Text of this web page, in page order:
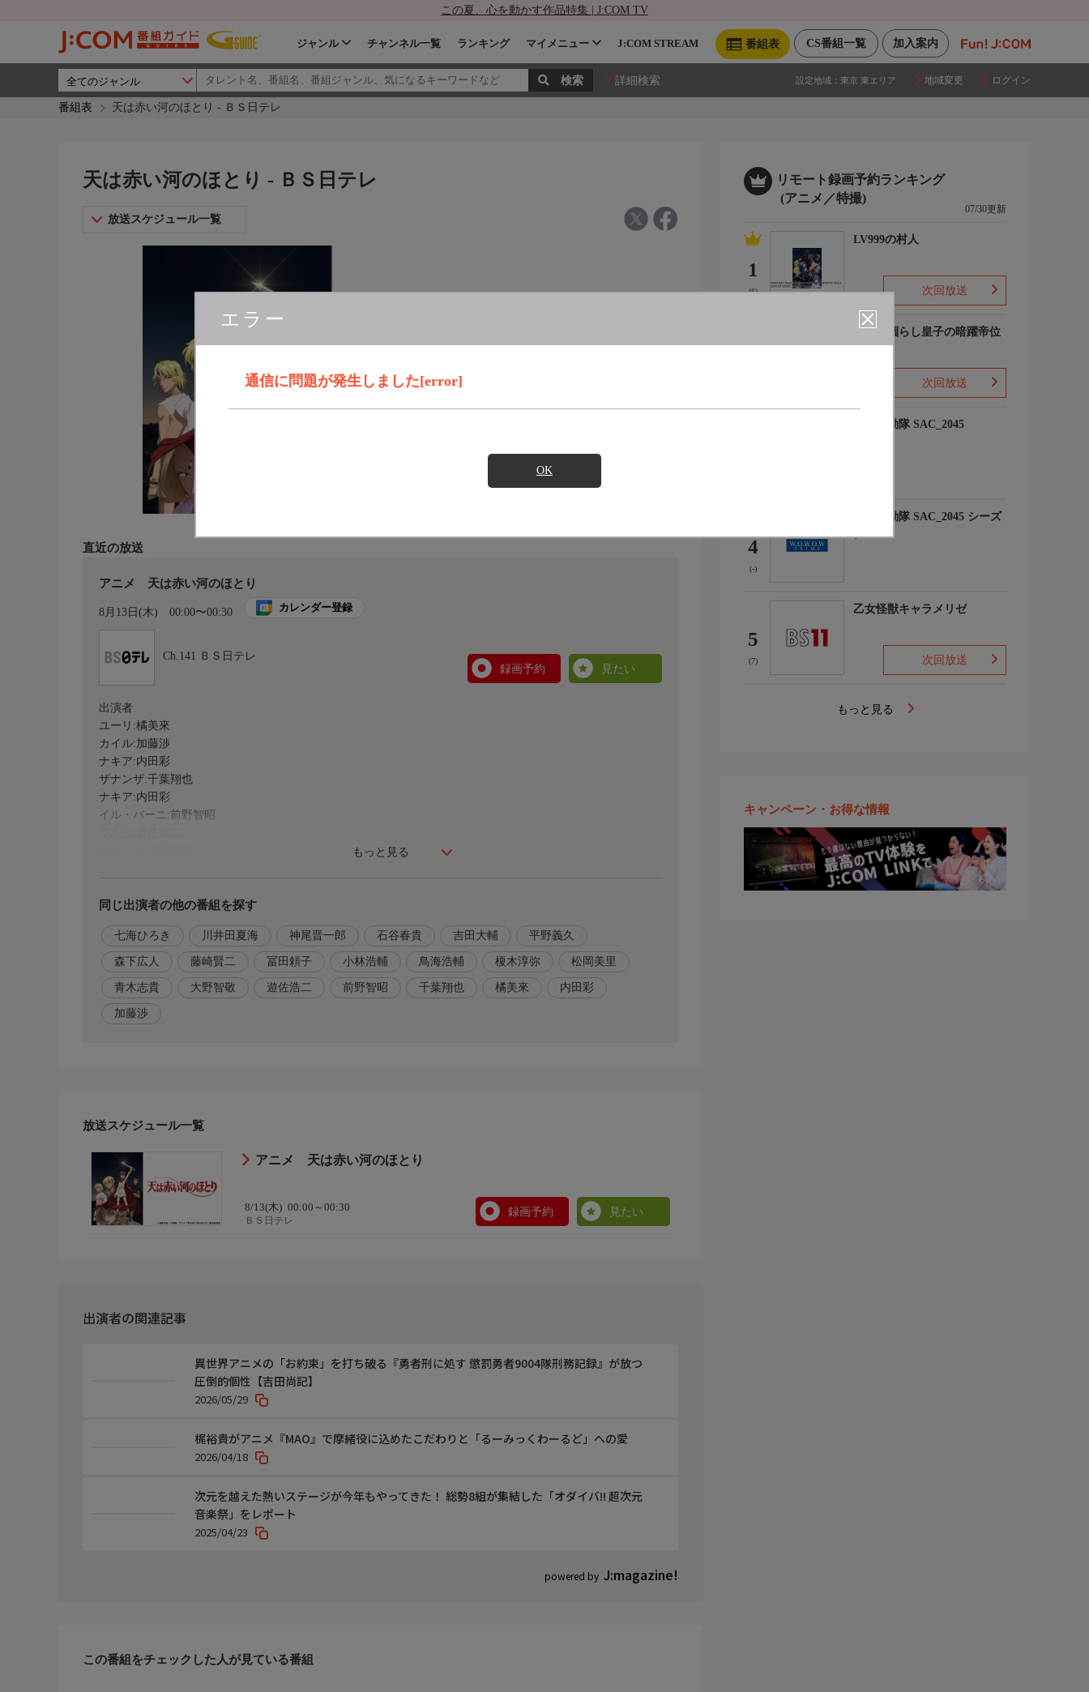
この夏、心を動かす作品特集 | J:COM TV
加入案内
CS番組一覧
番組表
ジャンル チャンネル一覧 ランキング マイメニュー J:COM STREAM
詳細検索 設定地域： 東京 東エリア 地域変更 ログイン
番組表 天は赤い河のほとり - ＢＳ日テレ
エラー
通信に問題が発生しました[error]
OK
天は赤い河のほとり - ＢＳ日テレ
放送スケジュール一覧
直近の放送
アニメ 天は赤い河のほとり
8月13日(木) 00:00〜00:30 カレンダー登録
Ch.141
ＢＳ日テレ
録画予約
見たい
もっと見る
出演者
ユーリ:橘美來
カイル:加藤渉
ナキア:内田彩
ザナンザ:千葉翔也
ナキア:内田彩
イル・バーニ:前野智昭
シャラ:松岡美里
ルサファ:榎木淳弥
ミッタンナムワ:神尾晋一郎
マッティワザ:鳥海浩輔
氷室/ナレーション:七海ひろき
美術監督:猿谷勝己
撮影監督:神木正士
編集:上野義博
音響監督:森下広人
音楽:平野義久
音響制作:チームカワドン
https://www.bs4.jp/sorahaakaikawanohotori
同じ出演者の他の番組を探す
七海ひろき 川井田夏海 神尾晋一郎 石谷春貴 吉田大輔 平野義久
森下広人 藤崎賢二 冨田頼子 小林浩輔 鳥海浩輔 榎木淳弥 松岡美里
青木志貴 大野智敬 遊佐浩二 前野智昭 千葉翔也 橘美來 内田彩
加藤渉
放送スケジュール一覧
アニメ 天は赤い河のほとり
8/13(木) 00:00～00:30
ＢＳ日テレ
録画予約 見たい
出演者の関連記事
powered by J:magazine!
異世界アニメの「お約束」を打ち破る『勇者刑に処す 懲罰勇者9004隊刑務記録』が放つ
圧倒的個性【吉田尚記】
2026/05/29
梶裕貴がアニメ『MAO』で摩緒役に込めたこだわりと「るーみっくわーるど」への愛
2026/04/18
次元を越えた熱いステージが今年もやってきた！ 総勢8組が集結した「オダイバ!! 超次元
音楽祭」をレポート
2025/04/23
この番組をチェックした人が見ている番組
リモート録画予約ランキング
(アニメ／特撮)
07/30更新
1
(6)
LV999の村人
次回放送
最強出涸らし皇子の暗躍帝位
次回放送
攻殻機動隊 SAC_2045
4
(-)
攻殻機動隊 SAC_2045 シーズ
ン2
5
(7)
乙女怪獣キャラメリゼ
次回放送
もっと見る
キャンペーン・お得な情報